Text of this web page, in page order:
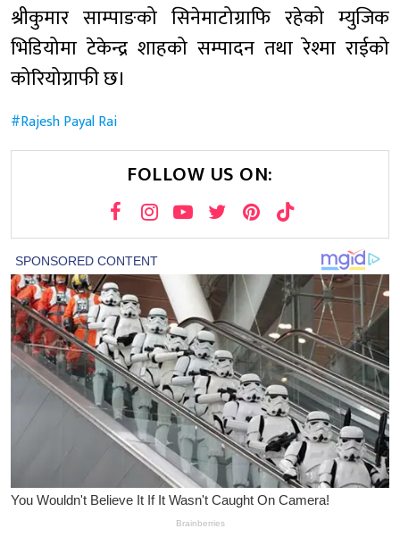
श्रीकुमार साम्पाङको सिनेमाटोग्राफि रहेको म्युजिक
भिडियोमा टेकेन्द्र शाहको सम्पादन तथा रेश्मा राईको
कोरियोग्राफी छ।
Rajesh Payal Rai
FOLLOW US ON: